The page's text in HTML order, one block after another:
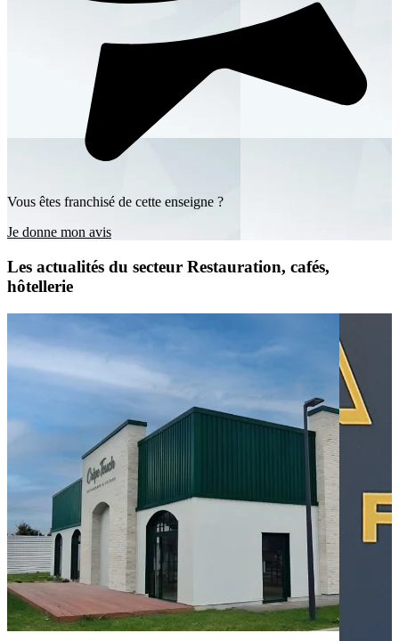
Vous êtes franchisé de cette enseigne ?
Je donne mon avis
Les actualités du secteur Restauration, cafés,
hôtellerie